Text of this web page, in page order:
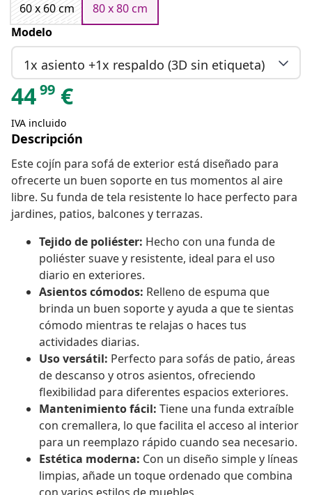
60 x 60 cm
80 x 80 cm
Modelo
1x asiento +1x respaldo (3D sin etiqueta)
4499 €
IVA incluido
Descripción
Este cojín para sofá de exterior está diseñado para
ofrecerte un buen soporte en tus momentos al aire
libre. Su funda de tela resistente lo hace perfecto para
jardines, patios, balcones y terrazas.
Tejido de poliéster: Hecho con una funda de
poliéster suave y resistente, ideal para el uso
diario en exteriores.
Asientos cómodos: Relleno de espuma que
brinda un buen soporte y ayuda a que te sientas
cómodo mientras te relajas o haces tus
actividades diarias.
Uso versátil: Perfecto para sofás de patio, áreas
de descanso y otros asientos, ofreciendo
flexibilidad para diferentes espacios exteriores.
Mantenimiento fácil: Tiene una funda extraíble
con cremallera, lo que facilita el acceso al interior
para un reemplazo rápido cuando sea necesario.
Estética moderna: Con un diseño simple y líneas
limpias, añade un toque ordenado que combina